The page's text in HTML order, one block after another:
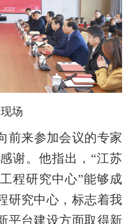
前来参加会议的专家
谢。他指出，“江苏
程研究中心”能够成
研究中心，标志着我
平台建设方面取得新